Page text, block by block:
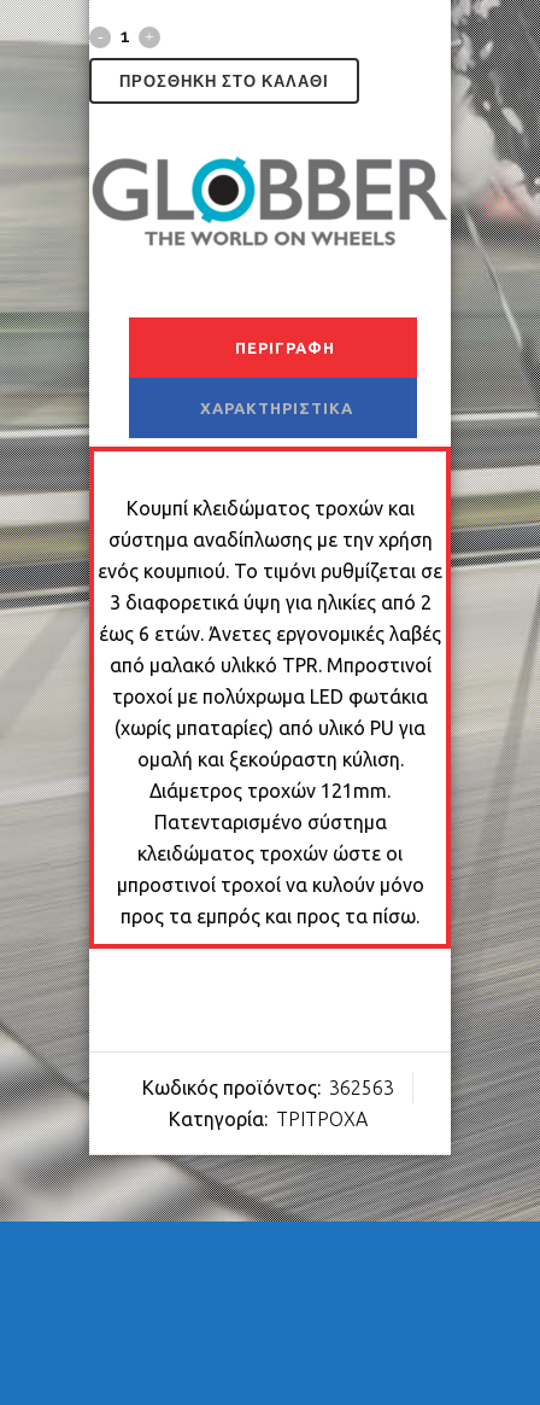
ΠΡΟΣΘΉΚΗ ΣΤΟ ΚΑΛΆΘΙ
ΠΕΡΙΓΡΑΦΉ
ΧΑΡΑΚΤΗΡΙΣΤΙΚΆ
Κουμπί κλειδώματος τροχών και
σύστημα αναδίπλωσης με την χρήση
ενός κουμπιού. Το τιμόνι ρυθμίζεται σε
3 διαφορετικά ύψη για ηλικίες από 2
έως 6 ετών. Άνετες εργονομικές λαβές
από μαλακό υλιkκό TPR. Μπροστινοί
τροχοί με πολύχρωμα LED φωτάκια
(χωρίς μπαταρίες) από υλικό PU για
ομαλή και ξεκούραστη κύλιση.
Διάμετρος τροχών 121mm.
Πατενταρισμένο σύστημα
κλειδώματος τροχών ώστε οι
μπροστινοί τροχοί να κυλούν μόνο
προς τα εμπρός και προς τα πίσω.
Κωδικός προϊόντος: 362563
Κατηγορία: ΤΡΙΤΡΟΧΑ